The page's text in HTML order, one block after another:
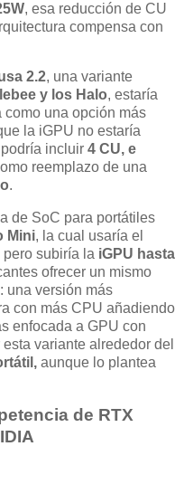
, esa reducción de CU
compensa con
2.2, una variante
y los Halo, estaría
como una opción más
la iGPU no estaría
incluir 4 CU, e
reemplazo de una
.
de SoC para portátiles
Mini, la cual usaría el
subiría la iGPU hasta
ofrecer un mismo
una versión más
con más CPU añadiendo
enfocada a GPU con
variante alrededor del
aunque lo plantea
de RTX